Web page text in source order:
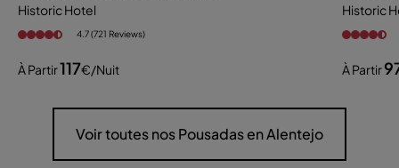
Historic Hotel
4.7 (721 Reviews)
À Partir117€/nuit
Historic
À Partir
Voir toutes nos Pousadas en Alentejo